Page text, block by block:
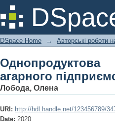
Однопродуктова
DSpace Home → Авторські роботи
агарного
Лобода, Олена
URI: http://hdl.handle.net/123456789/
Date: 2020